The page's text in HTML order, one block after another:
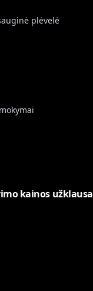
plėvelė
kainos užklausa